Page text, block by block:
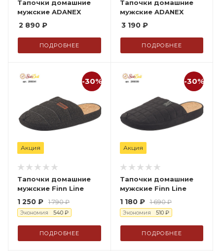
Тапочки домашние
мужские ADANEX
2 890 ₽
ПОДРОБНЕЕ
Тапочки домашние
мужские ADANEX
3 190₽
ПОДРОБНЕЕ
-30%
Акция
Тапочки домашние
мужские Finn Line
1 250 ₽ 1 790₽
Экономия 540 ₽
ПОДРОБНЕЕ
-30%
Акция
Тапочки домашние
мужские Finn Line
1 180₽ 1 690₽
Экономия 510₽
ПОДРОБНЕЕ